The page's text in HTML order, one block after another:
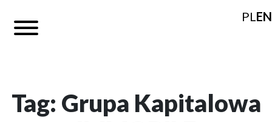
PLEN
Tag: Grupa Kapitalowa